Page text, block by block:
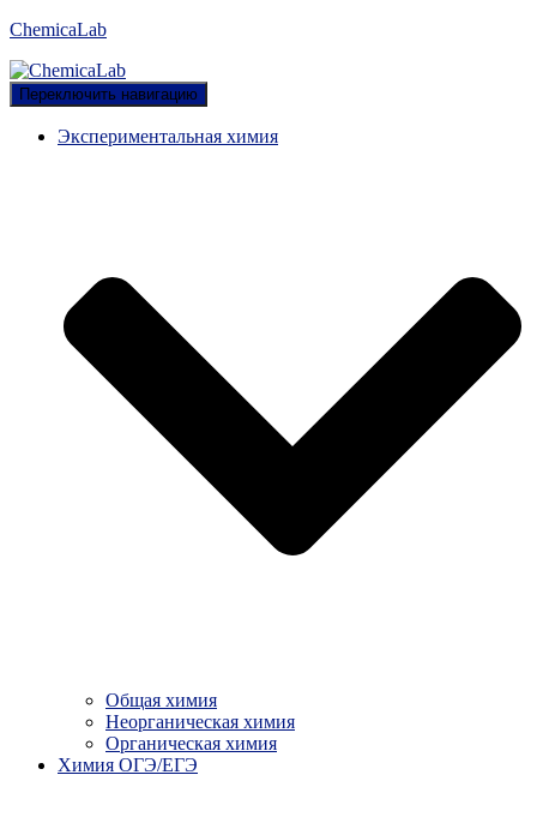
ChemicaLab
Переключить навигацию
Экспериментальная химия
Общая химия
Неорганическая химия
Органическая химия
Химия ОГЭ/ЕГЭ